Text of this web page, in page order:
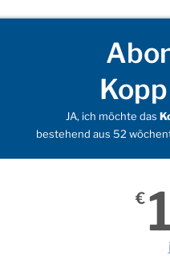
JA, ich möchte das
bestehend aus 52
€